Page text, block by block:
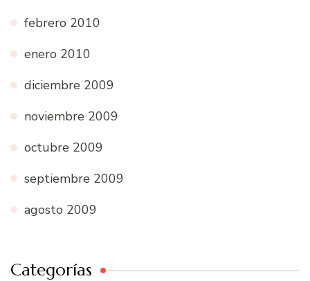
febrero 2010
enero 2010
diciembre 2009
noviembre 2009
octubre 2009
septiembre 2009
agosto 2009
Categorías